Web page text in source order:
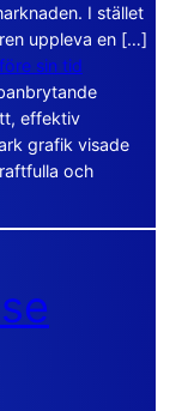
I stället
uppleva en […]
sin tid
effektiv
grafik visade
och